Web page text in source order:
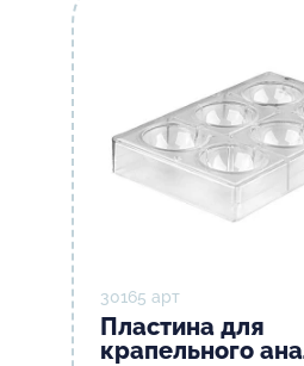
30165 арт
Пластина для
крапельного